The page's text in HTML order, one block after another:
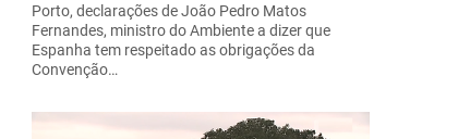
Porto, declarações de João Pedro Matos
Fernandes, ministro do Ambiente a dizer que
Espanha tem respeitado as obrigações da
Convenção…